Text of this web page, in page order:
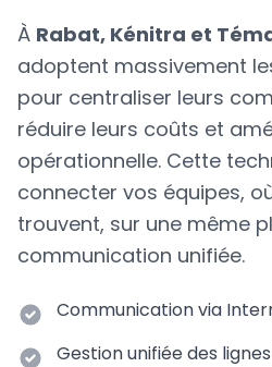
À Rabat, Kénitra et
adoptent massivement
pour centraliser leurs
réduire leurs coûts et
opérationnelle. Cette
connecter vos équipes,
trouvent, sur une même
communication unifiée.
Communication via
Gestion unifiée des